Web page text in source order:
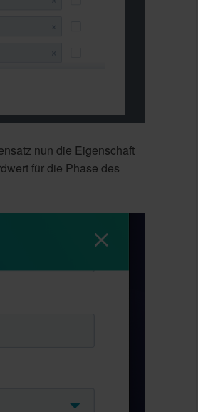
nun die Eigenschaft
für die Phase des